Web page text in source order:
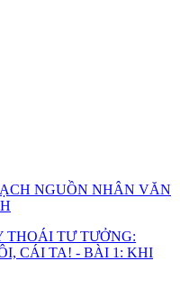
NGUỒN NHÂN VĂN
THOÁI TƯ TƯỞNG:
CÁI TA! - BÀI 1: KHI